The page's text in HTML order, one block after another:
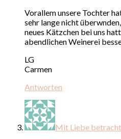
Vorallem unsere Tochter
sehr lange nicht
neues Kätzchen bei uns
abendlichen Weinerei
LG
Carmen
Antworten
Mit Liebe